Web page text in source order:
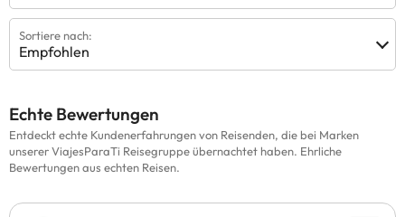
Sortiere nach:
Empfohlen
Echte Bewertungen
Entdeckt echte Kundenerfahrungen von Reisenden, die bei Marken
unserer ViajesParaTi Reisegruppe übernachtet haben. Ehrliche
Bewertungen aus echten Reisen.